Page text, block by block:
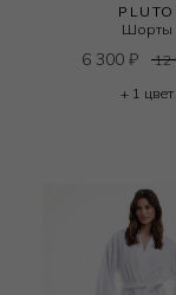
PLUTO
Шорты
6 300 ₽ 12
+ 1 цвет